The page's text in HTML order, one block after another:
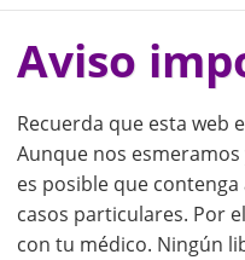
Aviso
Recuerda que esta web
Aunque nos
es posible que
casos particulares. Por
con tu médico. Ningún